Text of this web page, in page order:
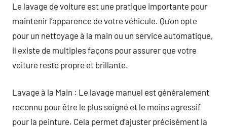
Le lavage de voiture est une pratique importante pour
maintenir l’apparence de votre véhicule. Qu’on opte
pour un nettoyage à la main ou un service automatique,
il existe de multiples façons pour assurer que votre
voiture reste propre et brillante.
Lavage à la Main : Le lavage manuel est généralement
reconnu pour être le plus soigné et le moins agressif
pour la peinture. Cela permet d’ajuster précisément la